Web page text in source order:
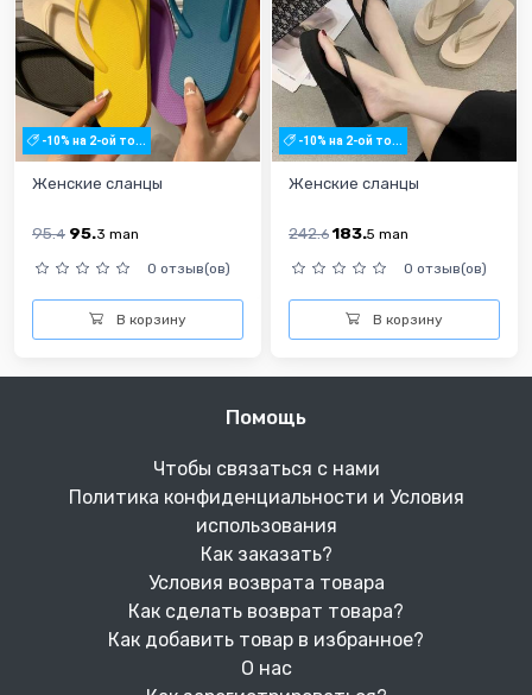
-10% на 2-ой то...
Женские сланцы
95.4 95.3 man
0 отзыв(ов)
В корзину
-10% на 2-ой то...
Женские сланцы
242.6 183.5 man
0 отзыв(ов)
В корзину
Помощь
Чтобы связаться с нами
Политика конфиденциальности и Условия
использования
Как заказать?
Условия возврата товара
Как сделать возврат товара?
Как добавить товар в избранное?
О нас